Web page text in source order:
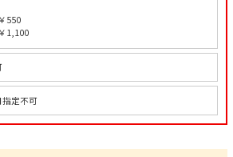
550
1,100
定不可